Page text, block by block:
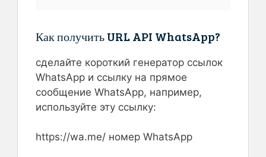
Как получить URL API WhatsApp?
сделайте короткий генератор ссылок
WhatsApp и ссылку на прямое
сообщение WhatsApp, например,
используйте эту ссылку:
https://wa.me/ номер WhatsApp